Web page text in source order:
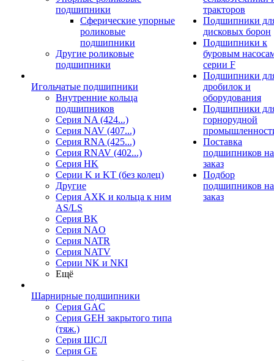
подшипники
Сферические упорные
роликовые
подшипники
Другие роликовые
подшипники
Игольчатые подшипники
Внутренние кольца
подшипников
Серия NA (424...)
Серия NAV (407...)
Серия RNA (425...)
Серия RNAV (402...)
Серия HK
Серии K и KT (без колец)
Другие
Серия AXK и кольца к ним
AS/LS
Серия BK
Серия NAO
Серия NATR
Серия NATV
Серии NK и NKI
Ещё
Шарнирные подшипники
Серия GAC
Серия GEH закрытого типа
(тяж.)
Серия ШСЛ
Серия GE
тракторов
Подшипники
дисковых борон
Подшипники к
буровым
серии F
Подшипники
дробилок и
оборудования
Подшипники
горнорудной
Поставка
подшипников на
заказ
Подбор
подшипников на
заказ